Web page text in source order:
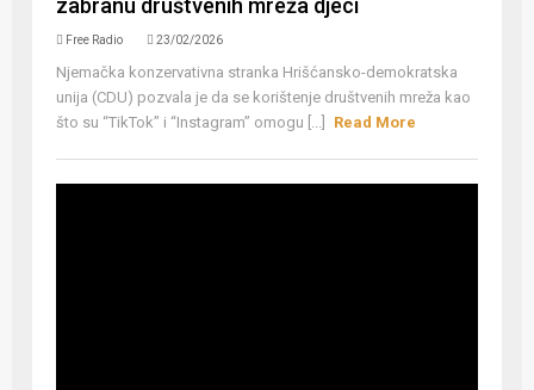
zabranu društvenih mreža djeci
Free Radio 23/02/2026
Njemačka konzervativna stranka Hrišćansko-demokratska
unija (CDU) pozvala je da se korištenje društvenih mreža kao
što su “TikTok” i “Instagram” omogu [...]
Read More